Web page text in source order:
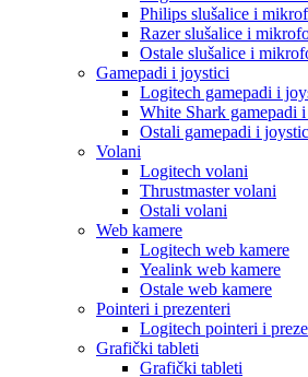
Philips slušalice i
Razer slušalice i
Ostale slušalice i
Gamepadi i joystici
Logitech gamepadi i
White Shark gamepadi
Ostali gamepadi i
Volani
Logitech volani
Thrustmaster volani
Ostali volani
Web kamere
Logitech web kamere
Yealink web kamere
Ostale web kamere
Pointeri i prezenteri
Logitech pointeri i
Grafički tableti
Grafički tableti